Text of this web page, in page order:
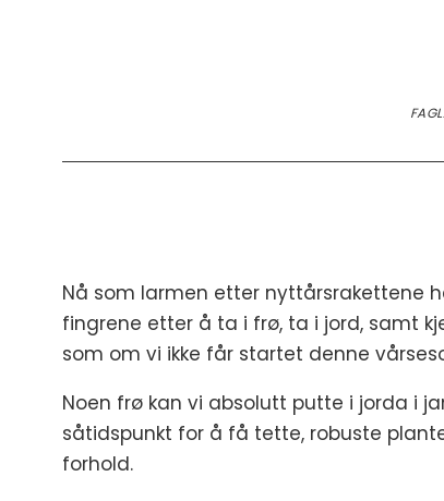
Nå som larmen etter nyttårsrakettene
fingrene etter å ta i frø, ta i jord, samt
som om vi ikke får startet denne
Noen frø kan vi absolutt putte i jorda i
såtidspunkt for å få tette, robuste
forhold.